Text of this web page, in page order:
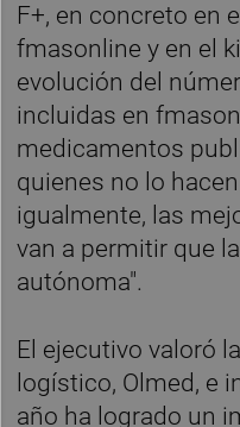
F+, en concreto en
fmasonline y en el
evolución del
incluidas en
medicamentos
quienes no lo
igualmente, las
van a permitir que
autónoma".
El ejecutivo valoró
logístico, Olmed, e
año ha logrado un